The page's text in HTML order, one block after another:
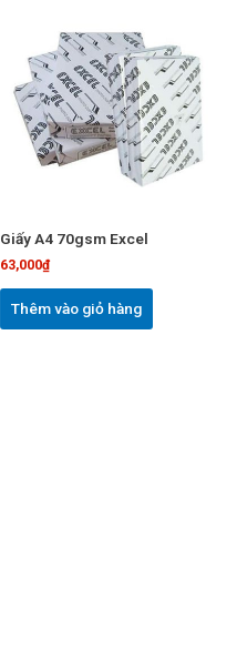
Giấy A4 70gsm Excel
63,000₫
Thêm vào giỏ hàng